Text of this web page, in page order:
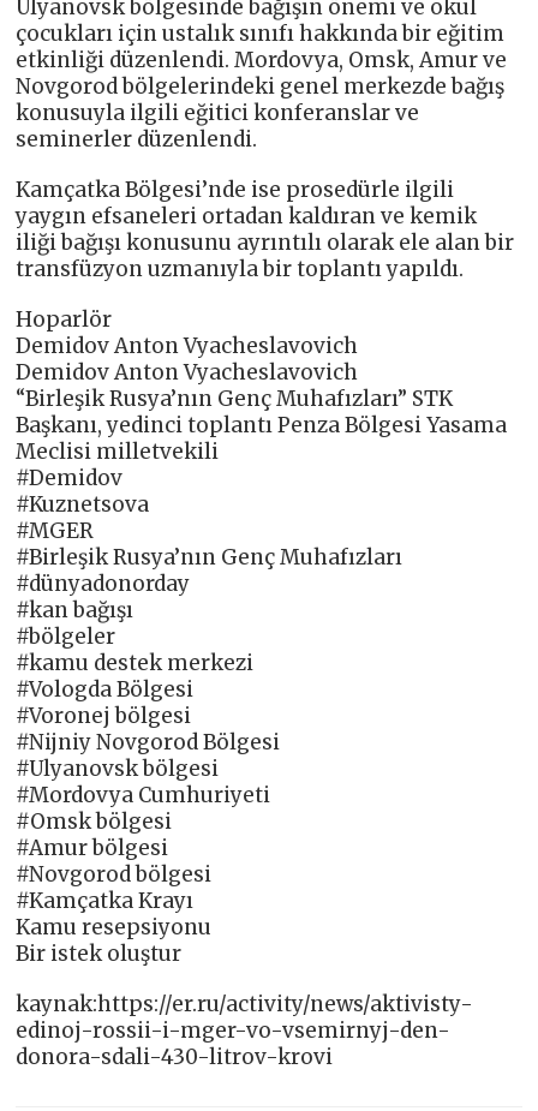
Ulyanovsk bölgesinde bağışın önemi ve okul
çocukları için ustalık sınıfı hakkında bir eğitim
etkinliği düzenlendi. Mordovya, Omsk, Amur ve
Novgorod bölgelerindeki genel merkezde bağış
konusuyla ilgili eğitici konferanslar ve
seminerler düzenlendi.
Kamçatka Bölgesi’nde ise prosedürle ilgili
yaygın efsaneleri ortadan kaldıran ve kemik
iliği bağışı konusunu ayrıntılı olarak ele alan bir
transfüzyon uzmanıyla bir toplantı yapıldı.
Hoparlör
Demidov Anton Vyacheslavovich
Demidov Anton Vyacheslavovich
“Birleşik Rusya’nın Genç Muhafızları” STK
Başkanı, yedinci toplantı Penza Bölgesi Yasama
Meclisi milletvekili
#Demidov
#Kuznetsova
#MGER
#Birleşik Rusya’nın Genç Muhafızları
#dünyadonorday
#kan bağışı
#bölgeler
#kamu destek merkezi
#Vologda Bölgesi
#Voronej bölgesi
#Nijniy Novgorod Bölgesi
#Ulyanovsk bölgesi
#Mordovya Cumhuriyeti
#Omsk bölgesi
#Amur bölgesi
#Novgorod bölgesi
#Kamçatka Krayı
Kamu resepsiyonu
Bir istek oluştur
kaynak:https://er.ru/activity/news/aktivisty-
edinoj-rossii-i-mger-vo-vsemirnyj-den-
donora-sdali-430-litrov-krovi